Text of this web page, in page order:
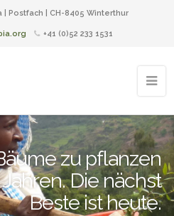
Postfach | CH-8405 Winterthur
+41 (0)52 233 1531
zu pflanzen
Die nächst
Beste ist heute.